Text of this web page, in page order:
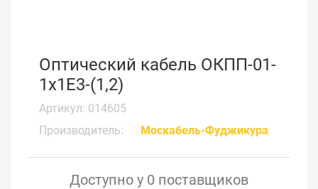
Оптический кабель ОКПП-01-
1х1Е3-(1,2)
Артикул: 014605
Производитель:
Москабель-Фуджикура
Доступно у 0 поставщиков